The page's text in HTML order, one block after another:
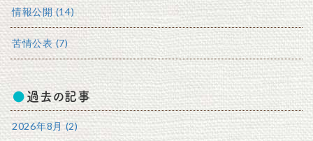
情報公開 (14)
苦情公表 (7)
過去の記事
2026年8月 (2)